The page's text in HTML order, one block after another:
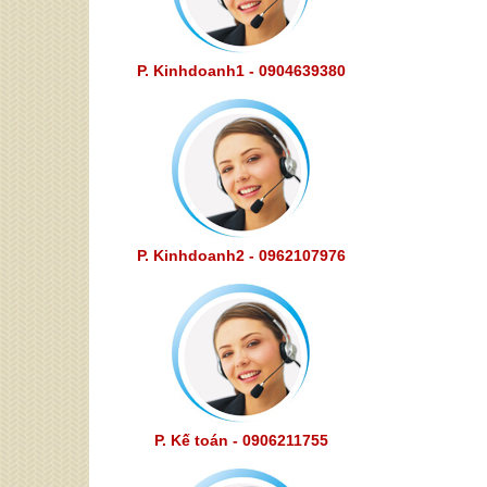
P. Kinhdoanh1 - 0904639380
P. Kinhdoanh2 - 0962107976
P. Kế toán - 0906211755